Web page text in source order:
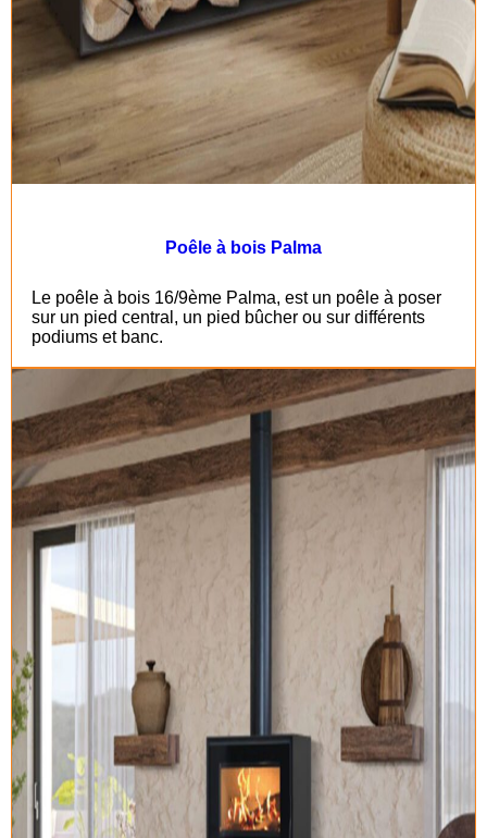
Poêle à bois Palma
Le poêle à bois 16/9ème Palma, est un poêle à poser
sur un pied central, un pied bûcher ou sur différents
podiums et banc.